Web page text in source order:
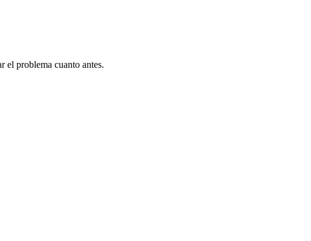
el problema cuanto antes.